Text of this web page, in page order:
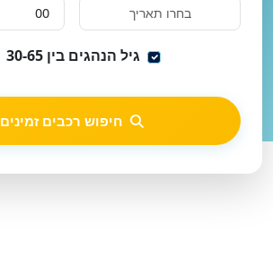
גיל הנהגים בין 30-65
חיפוש רכבים זמינים